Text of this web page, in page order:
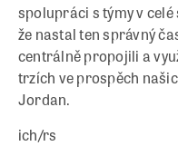
spolupráci s týmy v
že nastal ten správný
centrálně propojili a
trzích ve prospěch
Jordan.
ich/rs